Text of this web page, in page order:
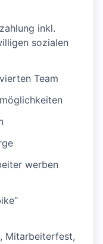
inkl.
sozialen
Team
werben
Mitarbeiterfest,